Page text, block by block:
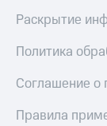
Раскрытие
Политика
Соглашение о
Правила